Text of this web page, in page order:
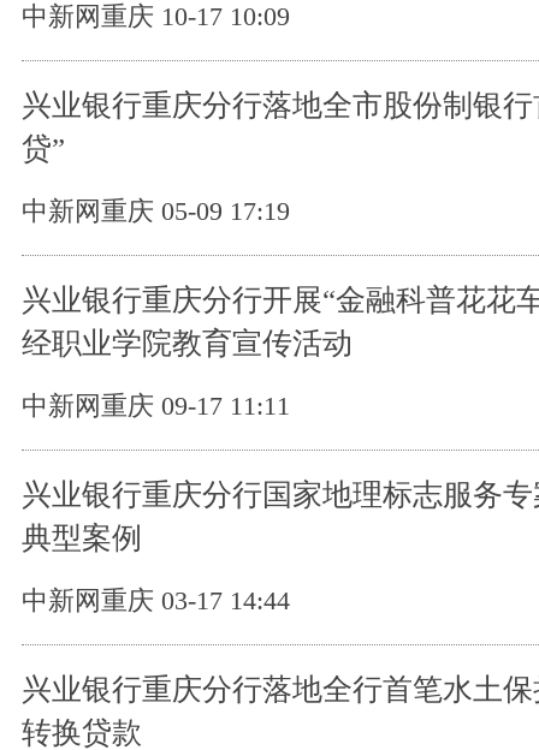
中新网重庆 10-17 10:09
兴业银行重庆分行落地全市股份制银
贷”
中新网重庆 05-09 17:19
兴业银行重庆分行开展“金融科普花花
经职业学院教育宣传活动
中新网重庆 09-17 11:11
兴业银行重庆分行国家地理标志服务
典型案例
中新网重庆 03-17 14:44
兴业银行重庆分行落地全行首笔水土
转换贷款